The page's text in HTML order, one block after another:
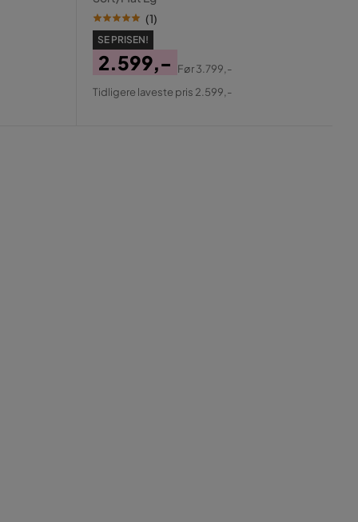
(1)
SE PRISEN!
Pris
2.599,-
Original
Før3.799,-
Tidligere laveste pris 2.599,-